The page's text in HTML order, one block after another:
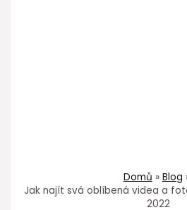
Domů
Blog
Jak najít svá oblíbená videa a
2022